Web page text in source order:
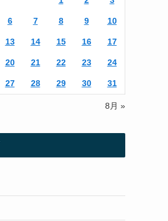
6 7 8 9 10
13 14 15 16 17
20 21 22 23 24
27 28 29 30 31
8月 »